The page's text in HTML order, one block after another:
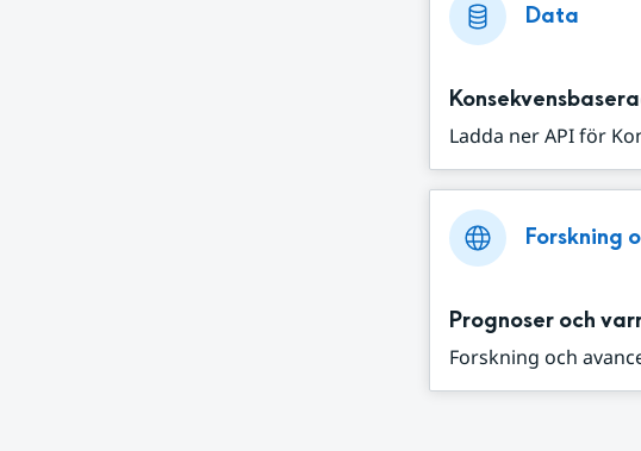
Data
Ladda ner API för
Forskning
Prognoser och
Forskning och